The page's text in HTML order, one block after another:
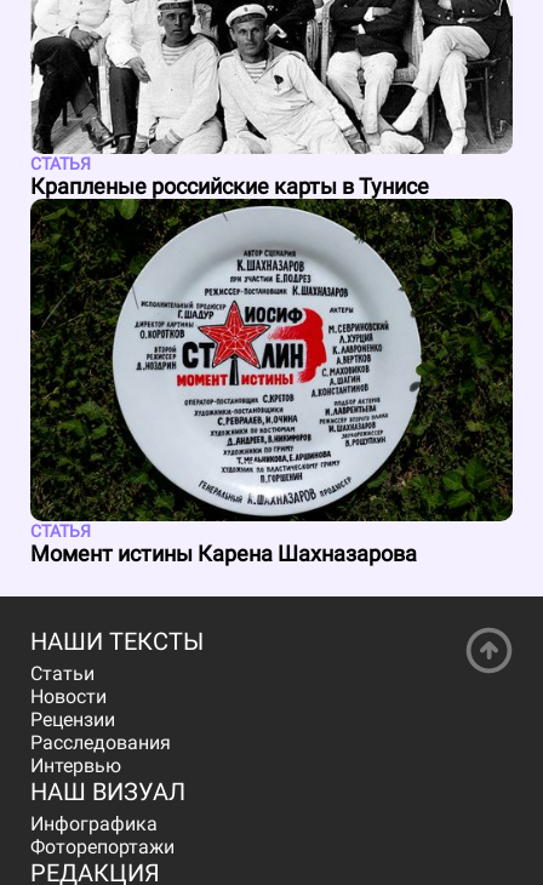
СТАТЬЯ
Крапленые российские карты в Тунисе
СТАТЬЯ
Момент истины Карена Шахназарова
НАШИ ТЕКСТЫ
Статьи
Новости
Рецензии
Расследования
Интервью
НАШ ВИЗУАЛ
Инфографика
Фоторепортажи
РЕДАКЦИЯ